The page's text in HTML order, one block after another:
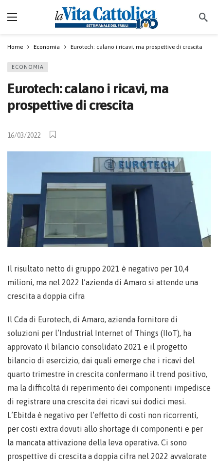
Home Economia Eurotech: calano i ricavi, ma prospettive di crescita
ECONOMIA
Eurotech: calano i ricavi, ma
prospettive di crescita
16/03/2022
Il risultato netto di gruppo 2021 è negativo per 10,4
milioni, ma nel 2022 l’azienda di Amaro si attende una
crescita a doppia cifra
Il Cda di Eurotech, di Amaro, azienda fornitore di
soluzioni per l’Industrial Internet of Things (IIoT), ha
approvato il bilancio consolidato 2021 e il progetto
bilancio di esercizio, dai quali emerge che i ricavi del
quarto trimestre in crescita confermano il trend positivo,
ma la difficoltà di reperimento dei componenti impedisce
di registrare una crescita dei ricavi sui dodici mesi.
L’Ebitda è negativo per l’effetto di costi non ricorrenti,
per costi extra dovuti allo shortage di componenti e per
la mancata attivazione della leva operativa. Ci sono
prospettive di crescita a doppia cifra nel 2022 avvalorate